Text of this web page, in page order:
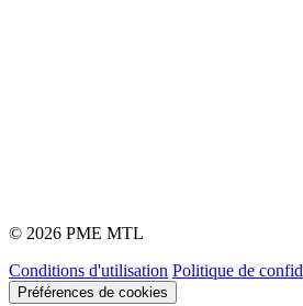
© 2026 PME MTL
Conditions d'utilisation Politique de
Préférences de cookies